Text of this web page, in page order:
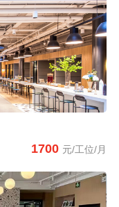
1700 元/工位/月